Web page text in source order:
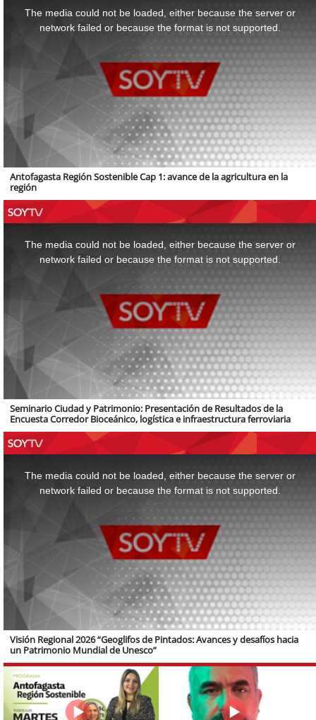
The media could not be loaded, either because the server or
network failed or because the format is not supported.
Antofagasta Región Sostenible Cap 1: avance de la agricultura en la
región
The media could not be loaded, either because the server or
network failed or because the format is not supported.
Seminario Ciudad y Patrimonio: Presentación de Resultados de la
Encuesta Corredor Bioceánico, logística e infraestructura ferroviaria
The media could not be loaded, either because the server or
network failed or because the format is not supported.
Visión Regional 2026 “Geoglifos de Pintados: Avances y desafíos hacia
un Patrimonio Mundial de Unesco”